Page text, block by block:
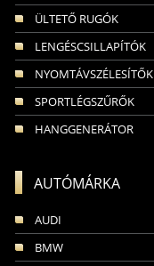
ÜLTETŐ RUGÓK
LENGÉSCSILLAPÍTÓK
NYOMTÁVSZÉLESÍTŐK
SPORTLÉGSZŰRŐK
HANGGENERÁTOR
AUTÓMÁRKA
AUDI
BMW